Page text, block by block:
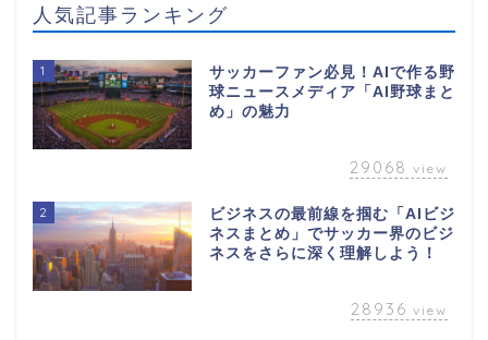
人気記事ランキング
1
サッカーファン必見！AIで作る野
球ニュースメディア「AI野球まと
め」の魅力
29068 view
2
ビジネスの最前線を掴む「AIビジ
ネスまとめ」でサッカー界のビジ
ネスをさらに深く理解しよう！
28936 view